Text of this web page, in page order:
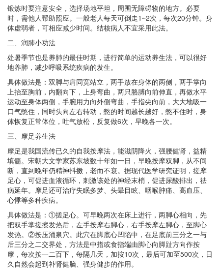
锻炼时要注意安全，选择场地平坦，周围无障碍物的地方。必要
时，需他人帮助照应。一般老人每天可倒走1~2次，每次20分钟。身
体虚弱者，可相应减少时间。结核病人不宜采用此法。
二、润肺小功法
处暑季节也是养肺的最佳时期，进行简单的运动养生法，可以很好
地养肺，减少呼吸系统疾病的发生。
具体做法是：双脚与肩同宽站立，两手放在身体的两侧，两手掌向
上抬至胸前，内翻向下，上身弯曲，两只胳膊向前伸直，再做水平
运动至身体两侧，手腕用力向外侧弯曲，手指尖向前，大大地吸一
口气憋住，同时头向左右转动，憋的时间越长越好，憋不住时，身
体恢复正常体位，吐气放松，反复做6次，早晚各一次。
三、摩足养生法
摩足是我国流传已久的自我按摩法，能滋阴降火，强腰健肾，益精
填髓。宋朝大文学家苏东坡数十年如一日，早晚按摩双脚，从不间
断，直到晚年仍精神抖擞，老而不衰。据现代医学研究证明，搓摩
足心，可促进血液循环，刺激该处的神经末梢，促进尿酸排出，祛
病延年。摩足还可治疗失眠多梦、头晕目眩、咽喉肿痛、高血压、
心悸等多种疾病。
具体做法是：①搓足心。可早晚两次在床上进行，两脚心相向，先
把双手掌搓擦发热后，左手按摩右脚心，右手按摩左脚心，至脚心
发热。②按压涌泉穴。此穴在脚底心凹陷中，在足底前三分之一与
后三分之二交界处，方法是中指或食指端由脚心向脚趾方向作按
摩，每次按一二百下，每隔几天，加按10次，最后可加至500次，日
久自然会起到补肾健脑、强身健步的作用。